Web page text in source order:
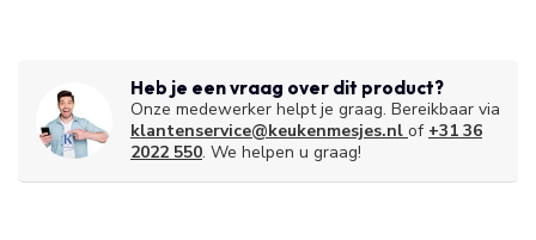
Heb je een vraag over dit product?
Onze medewerker helpt je graag. Bereikbaar via
klantenservice@keukenmesjes.nl of +31 36
2022 550. We helpen u graag!